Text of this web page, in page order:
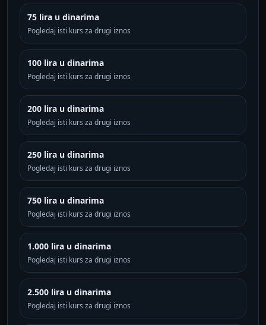
75 lira u dinarima
Pogledaj isti kurs za drugi iznos
100 lira u dinarima
Pogledaj isti kurs za drugi iznos
200 lira u dinarima
Pogledaj isti kurs za drugi iznos
250 lira u dinarima
Pogledaj isti kurs za drugi iznos
750 lira u dinarima
Pogledaj isti kurs za drugi iznos
1.000 lira u dinarima
Pogledaj isti kurs za drugi iznos
2.500 lira u dinarima
Pogledaj isti kurs za drugi iznos